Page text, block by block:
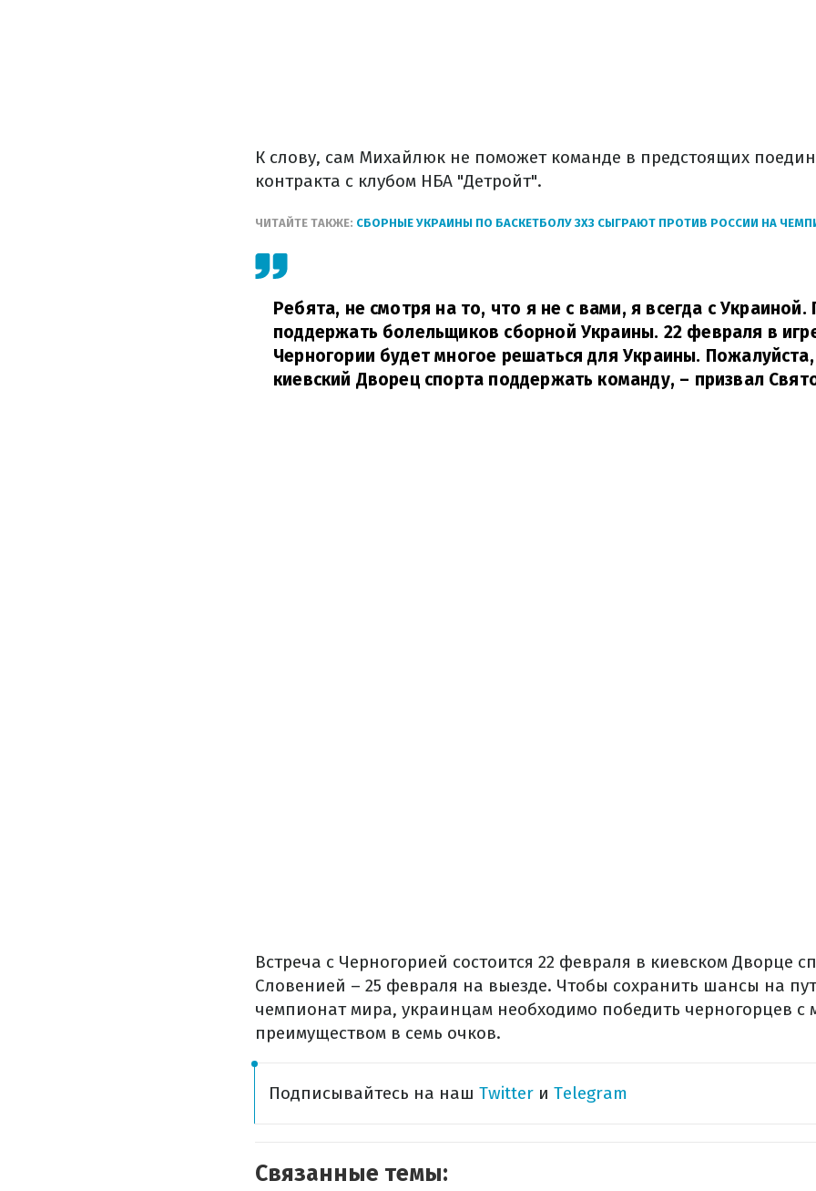
К слову, сам Михайлюк не поможет команде в предстоящих
контракта с клубом НБА "Детройт".
ЧИТАЙТЕ ТАКЖЕ: СБОРНЫЕ УКРАИНЫ ПО БАСКЕТБОЛУ 3Х3 СЫГРАЮТ ПРОТИВ РОССИИ НА
Ребята, не смотря на то, что я не с вами, я всегда с
поддержать болельщиков сборной Украины. 22 февраля в
Черногории будет многое решаться для Украины.
киевский Дворец спорта поддержать команду, – призвал
Встреча с Черногорией состоится 22 февраля в киевском Дворце
Словенией – 25 февраля на выезде. Чтобы сохранить шансы на
чемпионат мира, украинцам необходимо победить черногорцев
преимуществом в семь очков.
Подписывайтесь на наш Twitter и Telegram
Связанные темы: